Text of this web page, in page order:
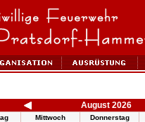
August 2026
Mittwoch Donnerstag